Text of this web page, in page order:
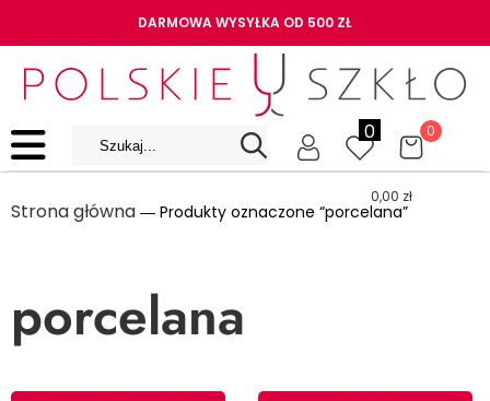
DARMOWA WYSYŁKA OD 500 ZŁ
0 0
0,00 zł
Strona główna ― Produkty oznaczone “porcelana”
porcelana